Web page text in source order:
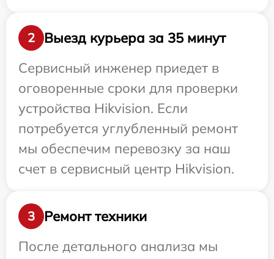
2
Выезд курьера за 35 минут
Сервисный инженер приедет в
оговоренные сроки для проверки
устройства Hikvision. Если
потребуется углубленный ремонт
мы обеспечим перевозку за наш
счет в сервисный центр Hikvision.
3
Ремонт техники
После детального анализа мы